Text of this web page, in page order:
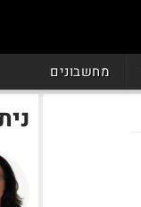
מחשבונים